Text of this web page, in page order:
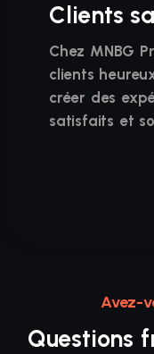
Clients
Chez MNBG
clients
créer des
satisfaits et
Avez-
Questions